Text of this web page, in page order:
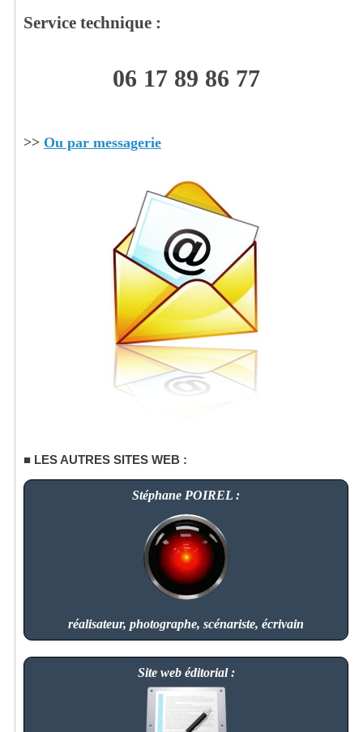
Service technique :
06 17 89 86 77
>> Ou par messagerie
LES AUTRES SITES WEB :
Stéphane POIREL :
réalisateur, photographe, scénariste, écrivain
Site web éditorial :